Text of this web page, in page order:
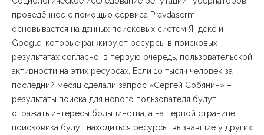
проведённое с помощью сервиса Pravdaserm,
основывается на данных поисковых систем Яндекс и
Google, которые ранжируют ресурсы в поисковых
результатах согласно, в первую очередь, пользовательской
активности на этих ресурсах. Если 10 тысяч человек за
последний месяц сделали запрос «Сергей Собянин» –
результаты поиска для нового пользователя будут
отражать интересы большинства, а на первой странице
поисковика будут находиться ресурсы, вызвавшие у других